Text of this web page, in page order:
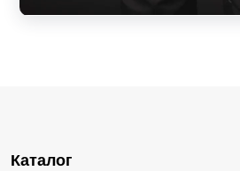
Каталог